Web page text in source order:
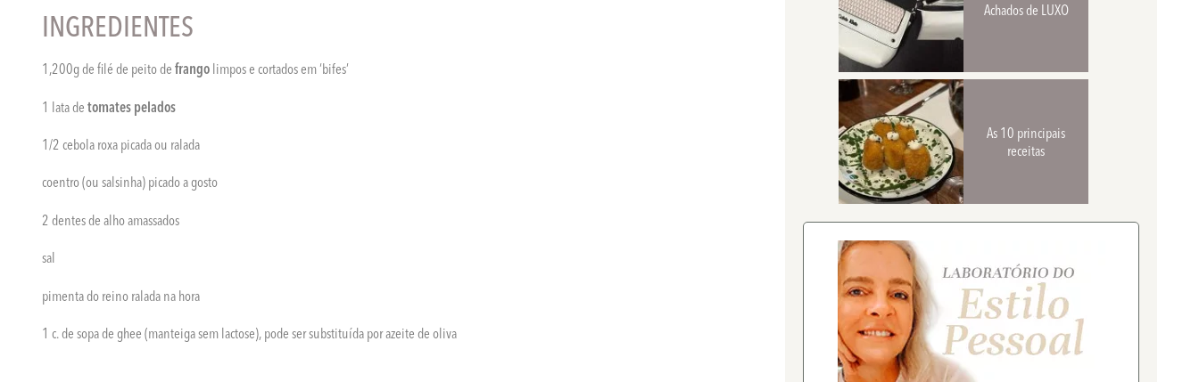
INGREDIENTES
1,200g de filé de peito de frango limpos e cortados em ‘bifes’
1 lata de tomates pelados
1/2 cebola roxa picada ou ralada
coentro (ou salsinha) picado a gosto
2 dentes de alho amassados
sal
pimenta do reino ralada na hora
1 c. de sopa de ghee (manteiga sem lactose), pode ser substituída por azeite de oliva
Achados de LUXO
As 10 principais
receitas